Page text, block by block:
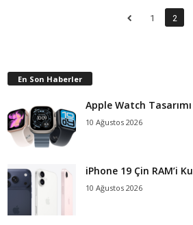
1 2
En Son Haberler
Apple Watch
10 Ağustos 2026
iPhone 19 Çin RAM’i
10 Ağustos 2026